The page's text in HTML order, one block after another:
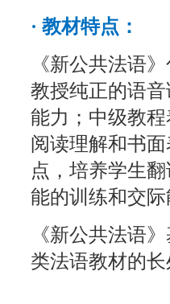
· 教材特点：
《新公共法语
教授纯正的语
能力；中级教
阅读理解和书
点，培养学生
能的训练和交
《新公共法语
类法语教材的